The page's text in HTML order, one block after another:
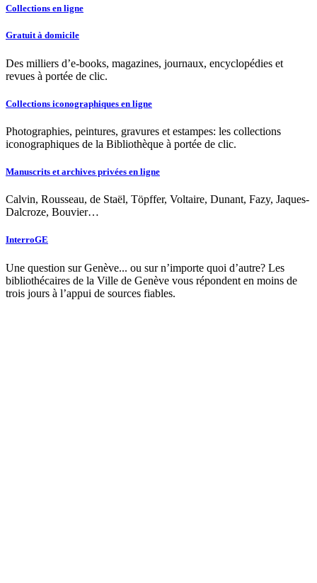
Collections en ligne
Gratuit à domicile
Des milliers d’e-books, magazines, journaux, encyclopédies et
revues à portée de clic.
Collections iconographiques en ligne
Photographies, peintures, gravures et estampes: les collections
iconographiques de la Bibliothèque à portée de clic.
Manuscrits et archives privées en ligne
Calvin, Rousseau, de Staël, Töpffer, Voltaire, Dunant, Fazy, Jaques-
Dalcroze, Bouvier…
InterroGE
Une question sur Genève... ou sur n’importe quoi d’autre? Les
bibliothécaires de la Ville de Genève vous répondent en moins de
trois jours à l’appui de sources fiables.